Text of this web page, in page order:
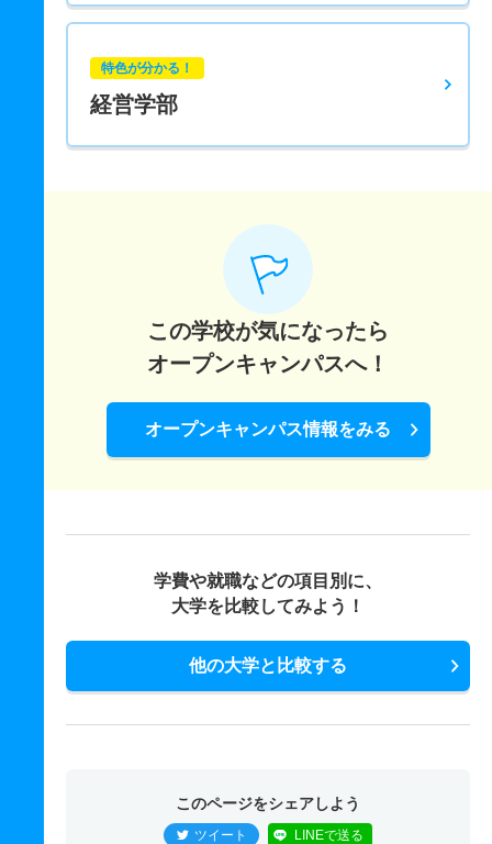
特色が分かる！
経営学部
この学校が気になったら
オープンキャンパスへ！
オープンキャンパス情報をみる
学費や就職などの項目別に、
大学を比較してみよう！
他の大学と比較する
このページをシェアしよう
ツイート LINEで送る